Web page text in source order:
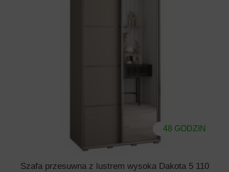
48 GODZIN
Szafa przesuwna z lustrem wysoka Dakota 5 110